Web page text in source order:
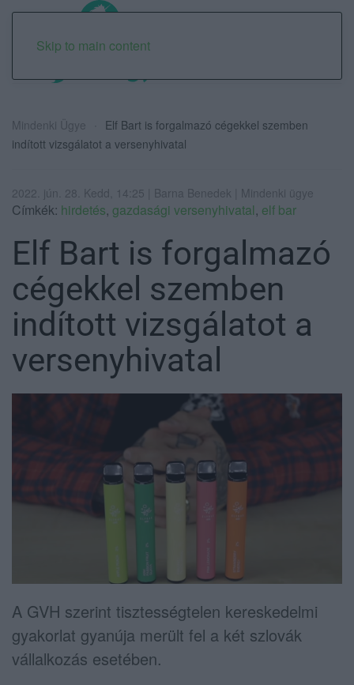
Skip to main content
Mindenki Ügye
Elf Bart is forgalmazó cégekkel szemben
indított vizsgálatot a versenyhivatal
2022. jún. 28. Kedd, 14:25 | Barna Benedek | Mindenki ügye
Címkék: hirdetés, gazdasági versenyhivatal, elf bar
Elf Bart is forgalmazó
cégekkel szemben
indított vizsgálatot a
versenyhivatal
A GVH szerint tisztességtelen kereskedelmi
gyakorlat gyanúja merült fel a két szlovák
vállalkozás esetében.